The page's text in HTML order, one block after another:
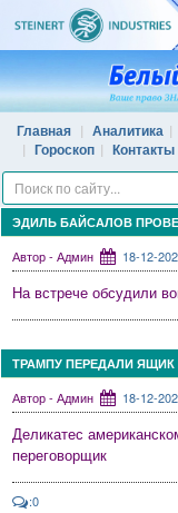
Главная Аналитика
Гороскоп
Контакты
ЭДИЛЬ БАЙСАЛОВ
Автор - Админ 18-12-
На встрече обсудили
ТРАМПУ ПЕРЕДАЛИ
Автор - Админ 18-12-
Деликатес
переговорщик
:0